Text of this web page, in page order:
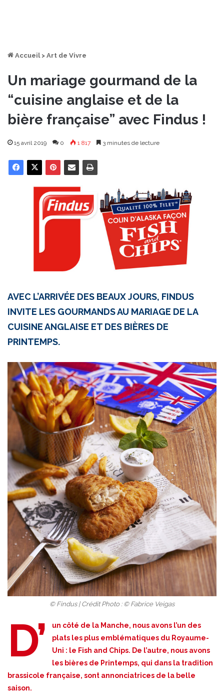
Accueil > Art de Vivre
Un mariage gourmand de la
“cuisine anglaise et de la
bière française” avec Findus !
15 avril 2019 0 1 817 3 minutes de lecture
AVEC L’ARRIVÉE DES BEAUX JOURS, FINDUS
INVITE LES GOURMANDS AU MARIAGE DE LA
CUISINE ANGLAISE ET DES BIÈRES DE
PRINTEMPS.
© Findus | Crédit Photo : © Fabrice Veigas
D’
un côté de la Manche, nous avons l’un des
plats les plus emblématiques du Royaume-
Uni : le Fish and Chips. De l’autre, nous avons
les bières de Printemps, qui dans la tradition
brassicole française, sont annonciatrices de la belle
saison.